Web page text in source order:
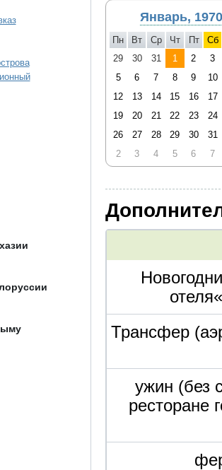
Январь, 1970
Пн Вт Ср Чт Пт
Сб
29
30 31 1 2
3
5
6 7 8 9
10
12
13 14 15 16
17
19
20 21 22 23
24
26
27 28 29 30
31
2
3 4 5 6 7
Трансфер
ужин (без
ресторане